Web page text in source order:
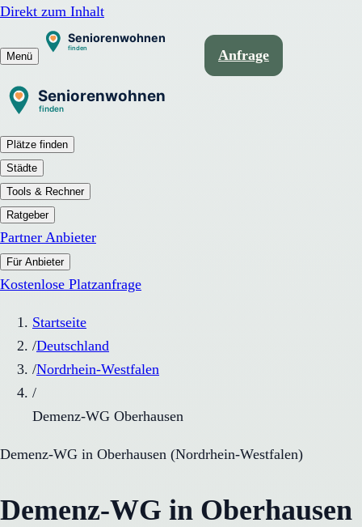
Direkt zum Inhalt
Menü Anfrage
Plätze finden
Städte
Tools & Rechner
Ratgeber
Partner Anbieter
Für Anbieter
Kostenlose Platzanfrage
Startseite
/Deutschland
/Nordrhein-Westfalen
/
Demenz-WG Oberhausen
Demenz-WG in Oberhausen (Nordrhein-Westfalen)
Demenz-WG in Oberhausen